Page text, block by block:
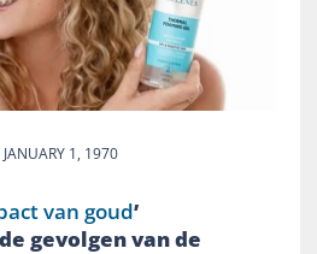
JANUARY 1, 1970
van goud’
gevolgen van de